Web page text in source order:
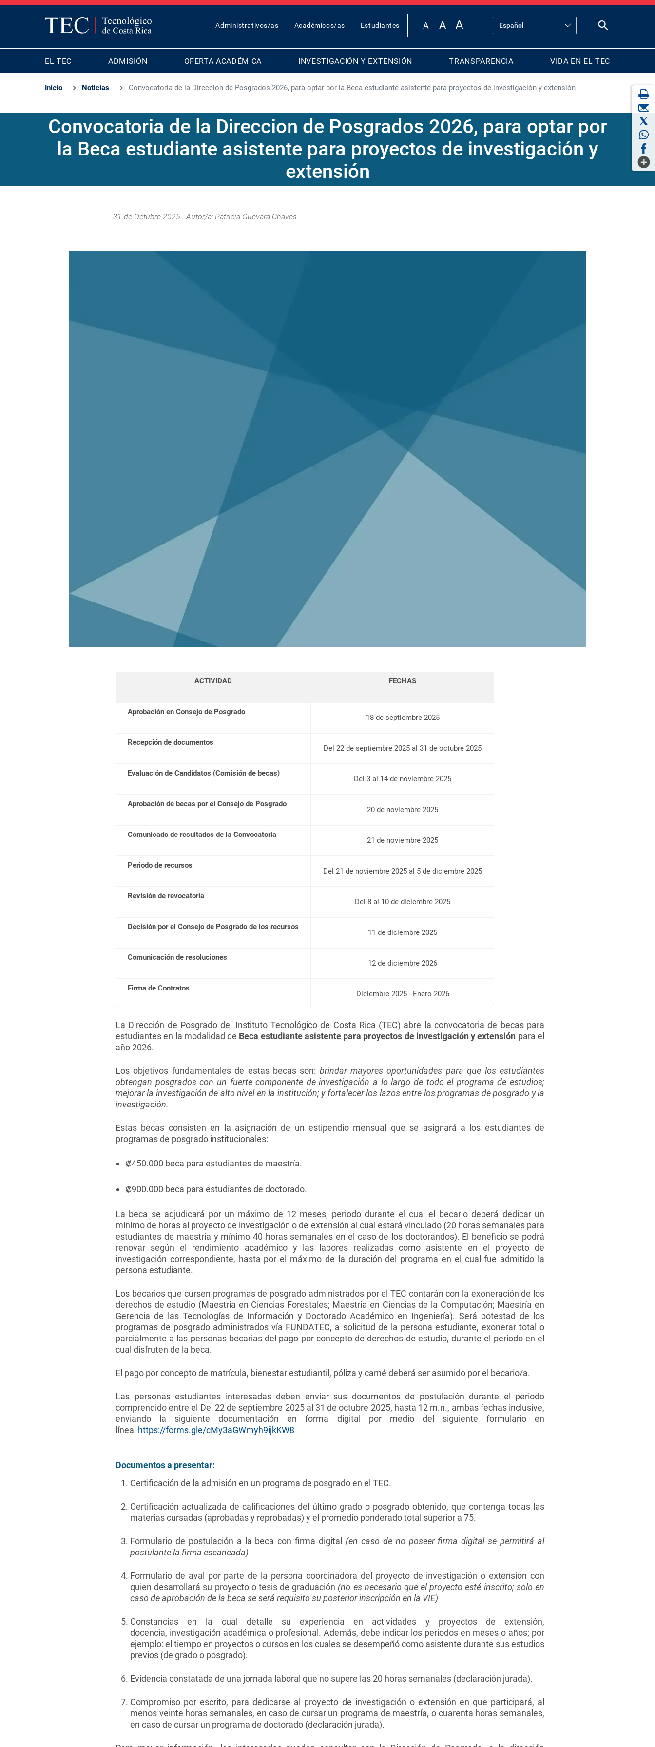
TOP
MENU
Administrativos/as Académicos/as Estudiantes
MAIN
NAVIGATION
EL TEC ADMISIÓN OFERTA ACADÉMICA INVESTIGACIÓN Y EXTENSIÓN TRANSPARENCIA VIDA EN EL TEC
Inicio Noticias Convocatoria de la Direccion de Posgrados 2026, para optar por la Beca estudiante asistente para proyectos de investigación y extensión
Convocatoria de la Direccion de Posgrados 2026, para optar por
la Beca estudiante asistente para proyectos de investigación y
extensión
31 de Octubre 2025 . Autor/a: Patricia Guevara Chaves
ACTIVIDAD FECHAS
Aprobación en Consejo de Posgrado
18 de septiembre 2025
Recepción de documentos
Del 22 de septiembre 2025 al 31 de octubre 2025
Evaluación de Candidatos (Comisión de becas)
Del 3 al 14 de noviembre 2025
Aprobación de becas por el Consejo de Posgrado
20 de noviembre 2025
Comunicado de resultados de la Convocatoria
21 de noviembre 2025
Periodo de recursos
Del 21 de noviembre 2025 al 5 de diciembre 2025
Revisión de revocatoria
Del 8 al 10 de diciembre 2025
Decisión por el Consejo de Posgrado de los recursos
11 de diciembre 2025
Comunicación de resoluciones
12 de diciembre 2026
Firma de Contratos
Diciembre 2025 - Enero 2026
La Dirección de Posgrado del Instituto Tecnológico de Costa Rica (TEC) abre la convocatoria de becas para
estudiantes en la modalidad de Beca estudiante asistente para proyectos de investigación y extensión para el
año 2026.
Los objetivos fundamentales de estas becas son: brindar mayores oportunidades para que los estudiantes
obtengan posgrados con un fuerte componente de investigación a lo largo de todo el programa de estudios;
mejorar la investigación de alto nivel en la institución; y fortalecer los lazos entre los programas de posgrado y la
investigación.
Estas becas consisten en la asignación de un estipendio mensual que se asignará a los estudiantes de
programas de posgrado institucionales:
₡450.000 beca para estudiantes de maestría.
₡900.000 beca para estudiantes de doctorado.
La beca se adjudicará por un máximo de 12 meses, periodo durante el cual el becario deberá dedicar un
mínimo de horas al proyecto de investigación o de extensión al cual estará vinculado (20 horas semanales para
estudiantes de maestría y mínimo 40 horas semanales en el caso de los doctorandos). El beneficio se podrá
renovar según el rendimiento académico y las labores realizadas como asistente en el proyecto de
investigación correspondiente, hasta por el máximo de la duración del programa en el cual fue admitido la
persona estudiante.
Los becarios que cursen programas de posgrado administrados por el TEC contarán con la exoneración de los
derechos de estudio (Maestría en Ciencias Forestales; Maestría en Ciencias de la Computación; Maestría en
Gerencia de las Tecnologías de Información y Doctorado Académico en Ingeniería). Será potestad de los
programas de posgrado administrados vía FUNDATEC, a solicitud de la persona estudiante, exonerar total o
parcialmente a las personas becarias del pago por concepto de derechos de estudio, durante el periodo en el
cual disfruten de la beca.
El pago por concepto de matrícula, bienestar estudiantil, póliza y carné deberá ser asumido por el becario/a.
Las personas estudiantes interesadas deben enviar sus documentos de postulación durante el periodo
comprendido entre el Del 22 de septiembre 2025 al 31 de octubre 2025, hasta 12 m.n., ambas fechas inclusive,
enviando la siguiente documentación en forma digital por medio del siguiente formulario en
línea: https://forms.gle/cMy3aGWmyh9ijkKW8
Documentos a presentar:
Certificación de la admisión en un programa de posgrado en el TEC.
Certificación actualizada de calificaciones del último grado o posgrado obtenido, que contenga todas las
materias cursadas (aprobadas y reprobadas) y el promedio ponderado total superior a 75.
Formulario de postulación a la beca con firma digital (en caso de no poseer firma digital se permitirá al
postulante la firma escaneada)
Formulario de aval por parte de la persona coordinadora del proyecto de investigación o extensión con
quien desarrollará su proyecto o tesis de graduación (no es necesario que el proyecto esté inscrito; solo en
caso de aprobación de la beca se será requisito su posterior inscripción en la VIE)
Constancias en la cual detalle su experiencia en actividades y proyectos de extensión,
docencia, investigación académica o profesional. Además, debe indicar los periodos en meses o años; por
ejemplo: el tiempo en proyectos o cursos en los cuales se desempeñó como asistente durante sus estudios
previos (de grado o posgrado).
Evidencia constatada de una jornada laboral que no supere las 20 horas semanales (declaración jurada).
Compromiso por escrito, para dedicarse al proyecto de investigación o extensión en que participará, al
menos veinte horas semanales, en caso de cursar un programa de maestría, o cuarenta horas semanales,
en caso de cursar un programa de doctorado (declaración jurada).